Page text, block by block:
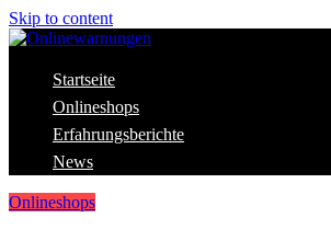
Skip to content
Onlinewarnungen
Aktuelle Warnungen vor Gefahren im Internet
Startseite
Onlineshops
Erfahrungsberichte
News
Onlineshops